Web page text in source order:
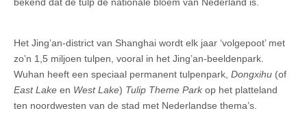
bekend dat de tulp de nationale bloem van Nederland is.
Het Jing’an-district van Shanghai wordt elk jaar ‘volgepoot’ met
zo’n 1,5 miljoen tulpen, vooral in het Jing’an-beeldenpark.
Wuhan heeft een speciaal permanent tulpenpark, Dongxihu (of
East Lake en West Lake) Tulip Theme Parkop het platteland
ten noordwesten van de stad met Nederlandse thema’s.